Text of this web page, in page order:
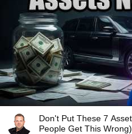
Don't Put These 7
People Get This Wrong)